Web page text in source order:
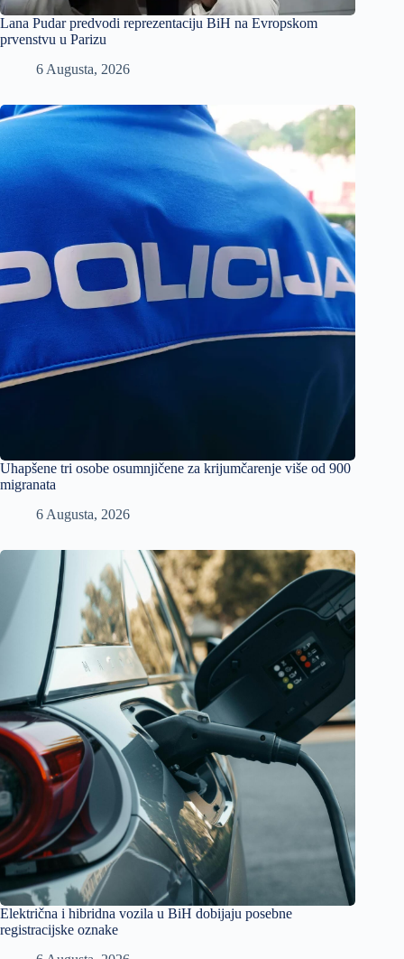
Lana Pudar predvodi reprezentaciju BiH na Evropskom
prvenstvu u Parizu
6 Augusta, 2026
Uhapšene tri osobe osumnjičene za krijumčarenje više od 900
migranata
6 Augusta, 2026
Električna i hibridna vozila u BiH dobijaju posebne
registracijske oznake